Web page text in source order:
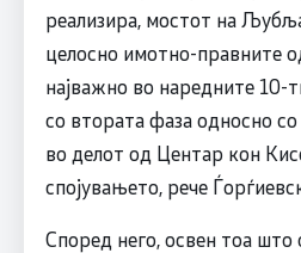
реализира, мостот на
целосно имотно-правните
најважно во наредните 10-
со втората фаза односно
во делот од Центар кон
спојувањето, рече
Според него, освен тоа што